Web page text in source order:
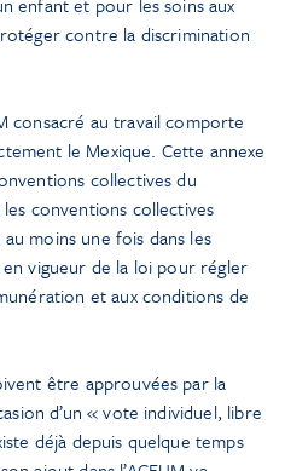
contre la discrimination
consacré au travail comporte
le Mexique. Cette annexe
collectives du
conventions collectives
moins une fois dans les
vigueur de la loi pour régler
et aux conditions de
être approuvées par la
d’un « vote individuel, libre
déjà depuis quelque temps